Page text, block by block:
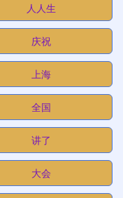
人人生
庆祝
上海
全国
讲了
大会